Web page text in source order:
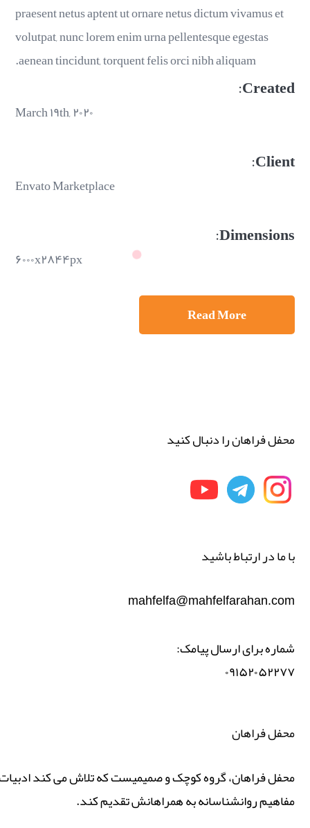
praesent netus aptent ut ornare netus dictum vivamus et
volutpat, nunc lorem enim urna pellentesque egestas
aenean tincidunt, torquent felis orci nibh aliquam.
Created:
March ۱۹th, ۲۰۲۰
Client:
Envato Marketplace
Dimensions:
۶۰۰۰x۲۸۴۴px
Read More
محفل فراهان را دنبال کنید
با ما در ارتباط باشید
mahfelfa@mahfelfarahan.com
شماره برای ارسال پیامک:
۰۹۱۵۲۰۵۲۲۷۷
محفل فراهان
محفل فراهان، گروه کوچک و صمیمیست که تلاش می کند ادبیات
مفاهیم روانشناسانه به همراهانش تقدیم کند.